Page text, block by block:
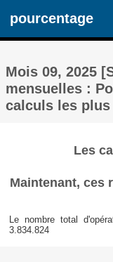
pourcentage
Mois 09, 2025
mensuelles :
calculs les
Les
Maintenant, ces
Le nombre total
3.834.824